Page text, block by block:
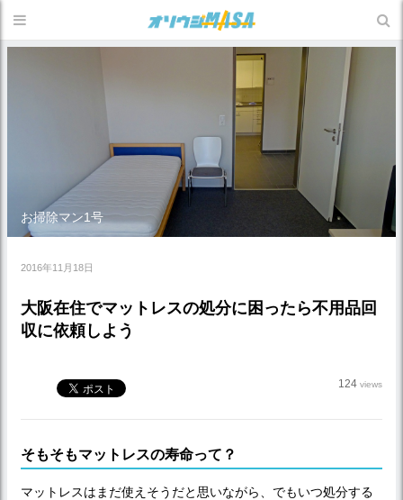
お掃除マン1号
2016年11月18日
大阪在住でマットレスの処分に困ったら不用品回
収に依頼しよう
124 views
そもそもマットレスの寿命って？
マットレスはまだ使えそうだと思いながら、でもいつ処分する